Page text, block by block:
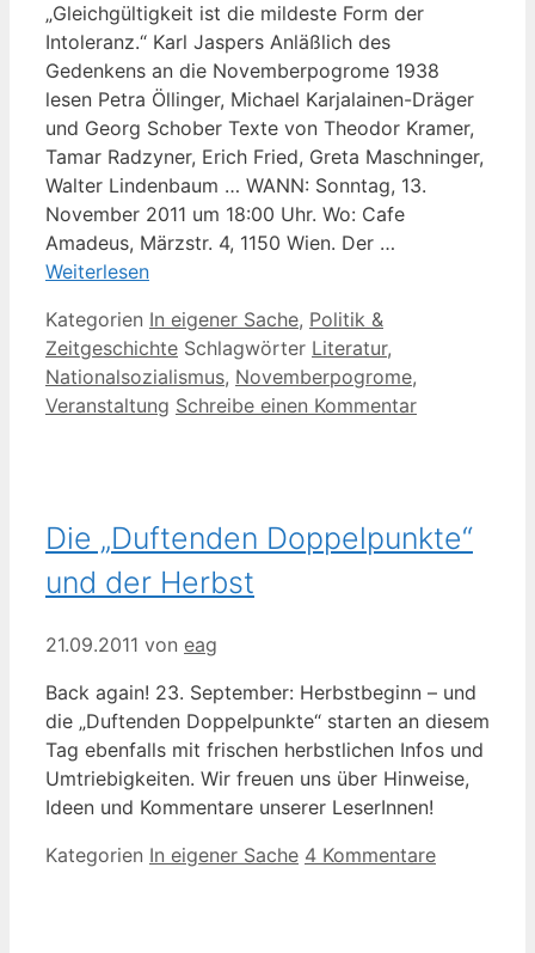
„Gleichgültigkeit ist die mildeste Form der
Intoleranz.“ Karl Jaspers Anläßlich des
Gedenkens an die Novemberpogrome 1938
lesen Petra Öllinger, Michael Karjalainen-Dräger
und Georg Schober Texte von Theodor Kramer,
Tamar Radzyner, Erich Fried, Greta Maschninger,
Walter Lindenbaum … WANN: Sonntag, 13.
November 2011 um 18:00 Uhr. Wo: Cafe
Amadeus, Märzstr. 4, 1150 Wien. Der …
Weiterlesen
Kategorien In eigener Sache, Politik &
Zeitgeschichte Schlagwörter Literatur,
Nationalsozialismus, Novemberpogrome,
Veranstaltung Schreibe einen Kommentar
Die „Duftenden Doppelpunkte“
und der Herbst
21.09.2011 von eag
Back again! 23. September: Herbstbeginn – und
die „Duftenden Doppelpunkte“ starten an diesem
Tag ebenfalls mit frischen herbstlichen Infos und
Umtriebigkeiten. Wir freuen uns über Hinweise,
Ideen und Kommentare unserer LeserInnen!
Kategorien In eigener Sache 4 Kommentare